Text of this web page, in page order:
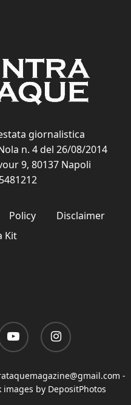
giornalistica
n. 4 del 26/08/2014
9, 80137 Napoli
Policy
Disclaimer
Kit
youtube instagram
-
by DepositPhotos